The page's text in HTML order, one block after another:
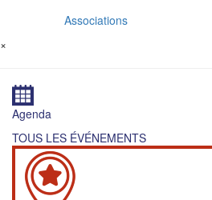
Associations
×
Agenda
TOUS LES ÉVÉNEMENTS